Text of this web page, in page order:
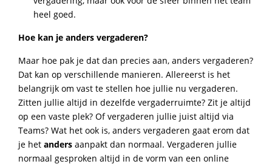
heel goed.
Hoe kan je anders vergaderen?
Maar hoe pak je dat dan precies aan, anders vergaderen?
Dat kan op verschillende manieren. Allereerst is het
belangrijk om vast te stellen hoe jullie nu vergaderen.
Zitten jullie altijd in dezelfde vergaderruimte? Zit je altijd
op een vaste plek? Of vergaderen jullie juist altijd via
Teams? Wat het ook is, anders vergaderen gaat erom dat
je het anders aanpakt dan normaal. Vergaderen jullie
normaal gesproken altijd in de vorm van een online